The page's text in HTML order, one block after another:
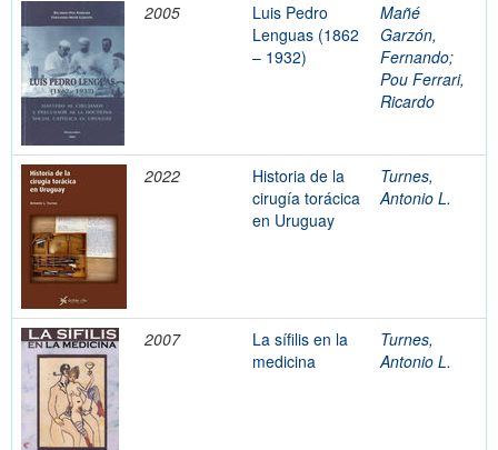
2005
Luis Pedro
Lenguas (1862
– 1932)
Mañé
Garzón,
Fernando;
Pou Ferrari,
Ricardo
2022
Historia de la
cirugía torácica
en Uruguay
Turnes,
Antonio L.
2007
La sífilis en la
medicina
Turnes,
Antonio L.